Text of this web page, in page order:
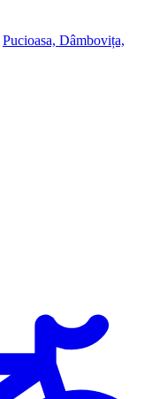
Pucioasa, Dâmbovița,